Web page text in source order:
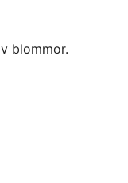
blommor.